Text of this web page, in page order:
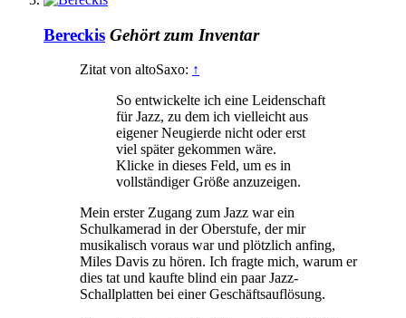
Bereckis Gehört zum Inventar
Zitat von altoSaxo: ↑
So entwickelte ich eine Leidenschaft
für Jazz, zu dem ich vielleicht aus
eigener Neugierde nicht oder erst
viel später gekommen wäre.
Klicke in dieses Feld, um es in
vollständiger Größe anzuzeigen.
Mein erster Zugang zum Jazz war ein
Schulkamerad in der Oberstufe, der mir
musikalisch voraus war und plötzlich anfing,
Miles Davis zu hören. Ich fragte mich, warum er
dies tat und kaufte blind ein paar Jazz-
Schallplatten bei einer Geschäftsauflösung.